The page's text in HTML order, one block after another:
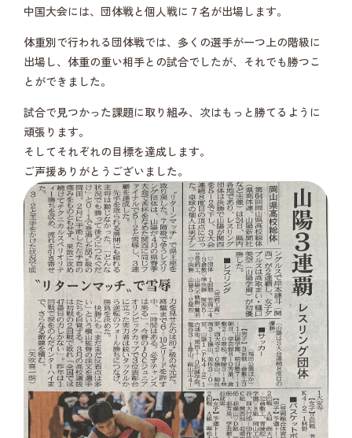
中国大会には、団体戦と個人戦に７名が出場します。
体重別で行われる団体戦では、多くの選手が一つ上の階級に
出場し、体重の重い相手との試合でしたが、それでも勝つこ
とができました。
試合で見つかった課題に取り組み、次はもっと勝てるように
頑張ります。
そしてそれぞれの目標を達成します。
ご声援ありがとうございました。